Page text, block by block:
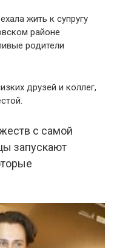
жить к супругу
районе
родители
друзей и коллег,
с самой
запускают